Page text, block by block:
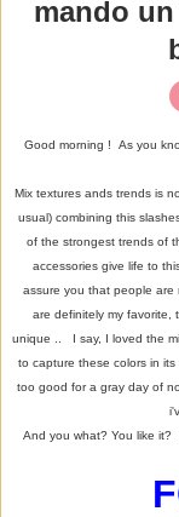
mando
Good morning ! As you
Mix textures ands trends is
usual) combining this
of the strongest trends of
accessories give life to
assure you that people
are definitely my favorite,
unique .. I say, I loved the
to capture these colors in
too good for a gray day of
And you what? You like